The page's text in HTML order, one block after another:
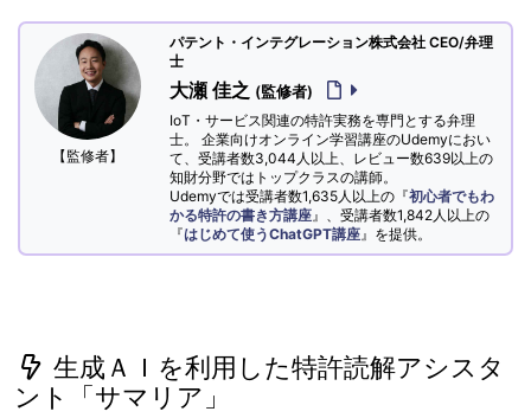
【監修者】
パテント・インテグレーション株式会社 CEO/弁理
士
大瀬 佳之 (監修者)
IoT・サービス関連の特許実務を専門とする弁理
士。 企業向けオンライン学習講座のUdemyにおい
て、受講者数3,044人以上、レビュー数639以上の
知財分野ではトップクラスの講師。
Udemyでは受講者数1,635人以上の『初心者でもわ
かる特許の書き方講座 』、受講者数1,842人以上の
『はじめて使うChatGPT講座 』を提供。
生成ＡＩを利用した特許読解アシスタ
ント「サマリア」